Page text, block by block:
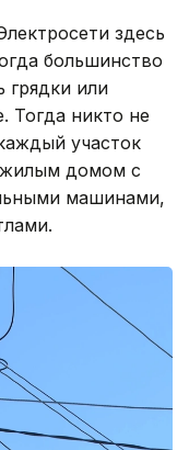
здесь
большинство
грядки или
Тогда никто не
участок
домом с
машинами,